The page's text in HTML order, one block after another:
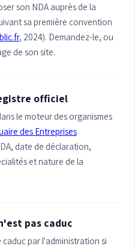
son NDA auprès de la
sa première convention
, 2024). Demandez-le, ou
de son site.
officiel
le moteur des organismes
des Entreprises
date de déclaration,
et nature de la
pas caduc
par l'administration si